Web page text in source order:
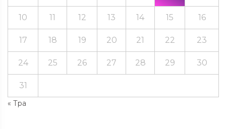
« Тра
10 11 12 13 14 15 16
17 18 19 20 21 22 23
24 25 26 27 28 29 30
31